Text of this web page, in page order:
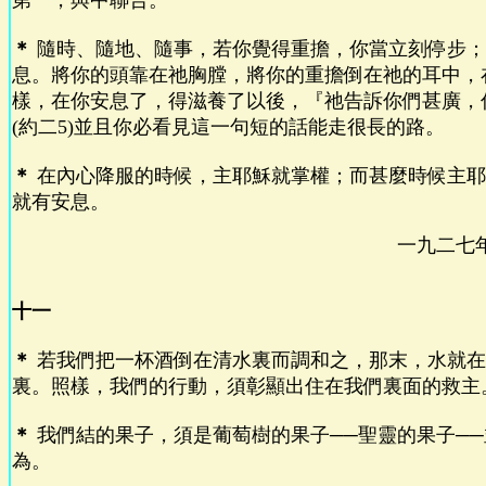
＊ 隨時、隨地、隨事，若你覺得重擔，你當立刻停步
息。將你的頭靠在祂胸膛，將你的重擔倒在祂的耳中
樣，在你安息了，得滋養了以後，『祂告訴你們甚廣
(約二5)並且你必看見這一句短的話能走很長的路。
＊ 在內心降服的時候，主耶穌就掌權；而甚麼時候主
就有安息。
一九二七
十一
＊ 若我們把一杯酒倒在清水裏而調和之，那末，水就
裏。照樣，我們的行動，須彰顯出住在我們裏面的救主
＊ 我們結的果子，須是葡萄樹的果子──聖靈的果子
為。